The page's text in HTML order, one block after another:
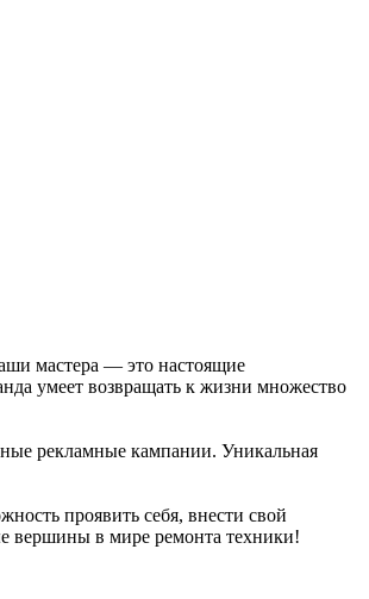
мастера — это настоящие
умеет возвращать к жизни множество
рекламные кампании. Уникальная
проявить себя, внести свой
вершины в мире ремонта техники!